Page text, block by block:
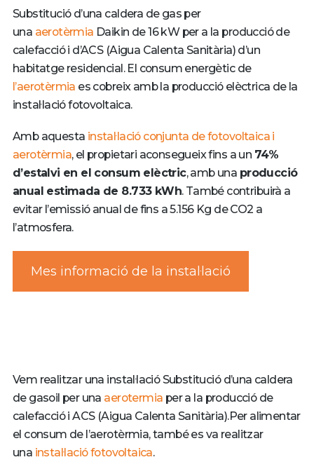
Substitució d’una caldera de gas per
una aerotèrmia Daikin de 16 kW per a la producció de
calefacció i d’ACS (Aigua Calenta Sanitària) d’un
habitatge residencial. El consum energètic de
l’aerotèrmia es cobreix amb la producció elèctrica de la
instal·lació fotovoltaica.
Amb aquesta instal·lació conjunta de fotovoltaica i
aerotèrmia, el propietari aconsegueix fins a un 74%
d’estalvi en el consum elèctric, amb una producció
anual estimada de 8.733 kWh. També contribuirà a
evitar l’emissió anual de fins a 5.156 Kg de CO2 a
l’atmosfera.
Mes informació de la instal·lació
Vem realitzar una instal·lació Substitució d’una caldera
de gasoil per una aerotermia per a la producció de
calefacció i ACS (Aigua Calenta Sanitària).Per alimentar
el consum de l’aerotèrmia, també es va realitzar
una instal·lació fotovoltaica.